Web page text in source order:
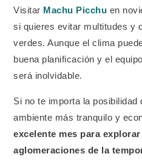
Visitar Machu Picchu en
si quieres evitar multitudes y
verdes. Aunque el clima
buena planificación y el
será inolvidable.
Si no te importa la
ambiente más tranquilo y
excelente mes para explorar
aglomeraciones de la